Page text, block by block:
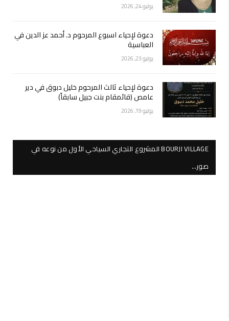
يوليو 24, 2026
دعوة لإحياء اسبوع المرحوم د. أحمد عز الدين في
العباسية
يوليو 23, 2026
دعوة لإحياء ثالث المرحوم خليل دبوق في دير
عامص (قائمقام بنت جبيل سابقاً)
يوليو 19, 2026
BOURJI VILLAGE المشروع التجاري السياحي الأول من نوعه في
صور…